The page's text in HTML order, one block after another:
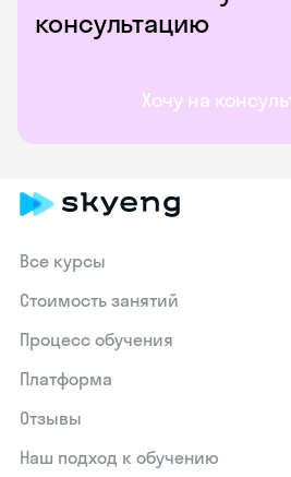
консультацию
Хочу на
Все курсы
Стоимость занятий
Процесс обучения
Платформа
Отзывы
Наш подход к обучению